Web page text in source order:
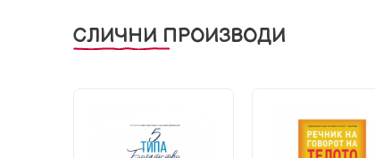
СЛИЧНИ ПРОИЗВОДИ